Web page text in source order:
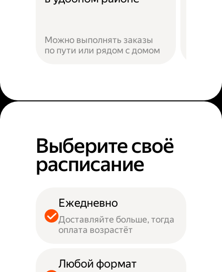
Можно выполнять заказы
по пути или рядом с домом
Выберите своё
расписание
Ежедневно
Доставляйте больше, тогда
оплата возрастёт
Любой формат